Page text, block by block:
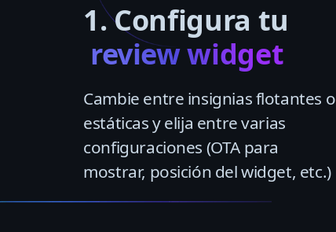
1. Configura tu
review widget
Cambie entre insignias flotantes o
estáticas y elija entre varias
configuraciones (OTA para
mostrar, posición del widget, etc.)